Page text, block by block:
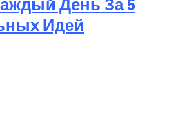
День За 5
Идей